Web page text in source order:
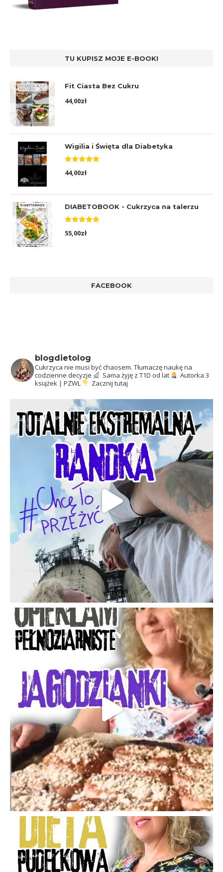
TU KUPISZ MOJE E-BOOKI
Fit Ciasta Bez Cukru
44,00zł
Wigilia i Święta dla Diabetyka
5.00na 5
44,00zł
DIABETOBOOK - Cukrzyca na talerzu
5.00na 5
55,00zł
FACEBOOK
blogdietolog
Cukrzyca nie musi być chaosem. Tłumaczę naukę na
codzienne decyzje
Sama żyję z T1D od lat
Autorka 3
książek | PZWL
Zacznij tutaj